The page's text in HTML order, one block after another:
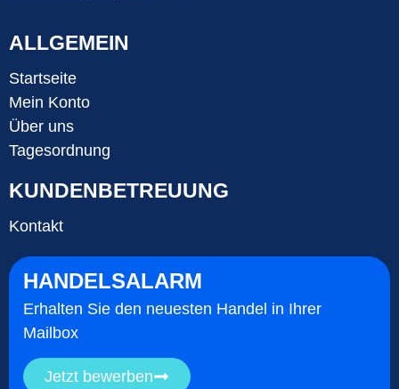
ALLGEMEIN
Startseite
Mein Konto
Über uns
Tagesordnung
KUNDENBETREUUNG
Kontakt
HANDELSALARM
Erhalten Sie den neuesten Handel in Ihrer
Mailbox
Jetzt bewerben